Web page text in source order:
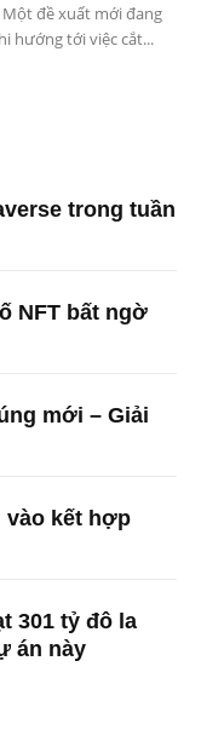
Một đề xuất mới đang
hướng tới việc cắt...
trong tuần
NFT bất ngờ
mới – Giải
vào kết hợp
301 tỷ đô la
án này